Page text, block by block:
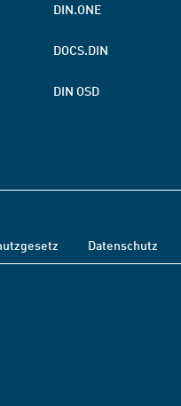
DIN.ONE
DOCS.DIN
DIN OSD
Datenschutz